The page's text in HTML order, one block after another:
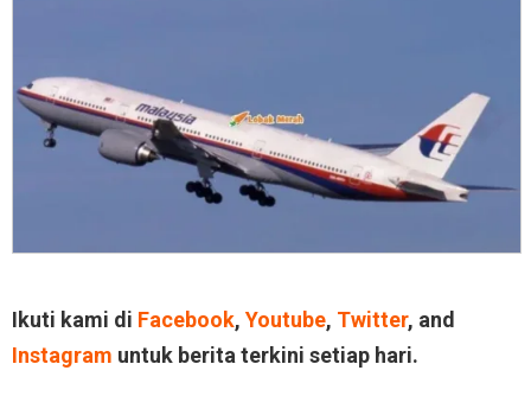
Ikuti kami di Facebook, Youtube, Twitter, and
Instagram untuk berita terkini setiap hari.